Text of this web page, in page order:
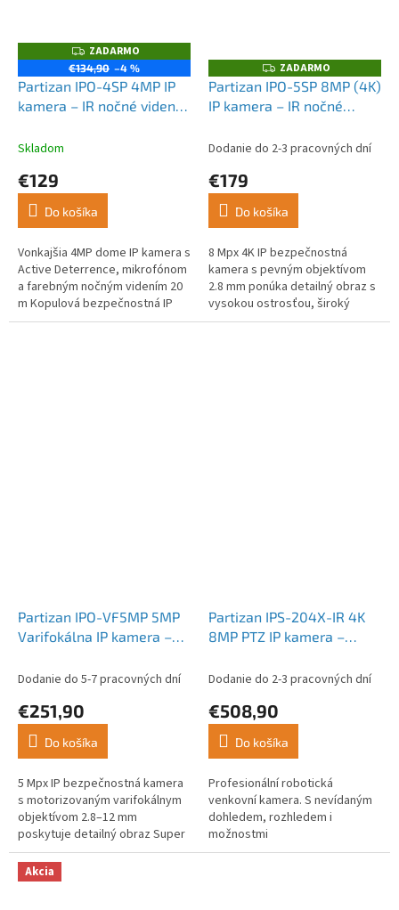
Z
A
D
A
R
M
ZADARMO
€134,90 –4 %
Partizan IPO-4SP 4MP IP
kamera – IR nočné videnie,
sirénou
Skladom
€129
Do košíka
Vonkajšia 4MP dome IP kamera s
Active Deterrence, mikrofónom
a farebným nočným videním 20
m Kopulová bezpečnostná IP
kamera s...
Z
A
D
A
O
ZADARMO
Partizan IPO-5SP 8MP (4K)
IP kamera – IR nočné
integrovanou sirénou
Dodanie do 2-3 pracovných dní
€179
Do košíka
8 Mpx 4K IP bezpečnostná
kamera s pevným objektívom
2.8 mm ponúka detailný obraz s
vysokou ostrosťou, široký
pozorovací uhol a...
Partizan IPO-VF5MP 5MP
Varifokálna IP kamera –
videnie, SH
Dodanie do 5-7 pracovných dní
€251,90
Do košíka
5 Mpx IP bezpečnostná kamera
s motorizovaným varifokálnym
objektívom 2.8–12 mm
poskytuje detailný obraz Super
HD, farebné nočné...
Partizan IPS-204X-IR 4K
8MP PTZ IP kamera –
videnie, vstavaná siréna,
Dodanie do 2-3 pracovných dní
€508,90
Do košíka
Profesionální robotická
venkovní kamera. S nevídaným
dohledem, rozhledem i
možnostmi
Akcia